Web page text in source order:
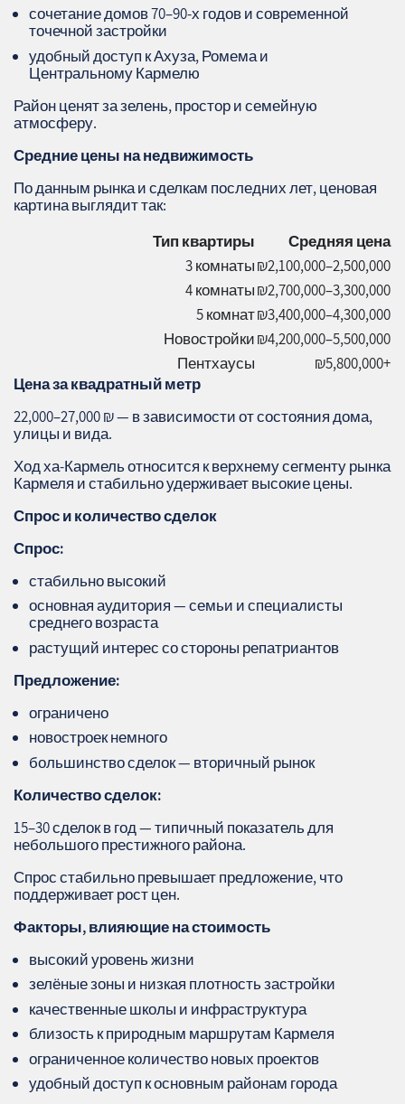
сочетание домов 70–90-х годов и современной
точечной застройки
удобный доступ к Ахуза, Ромема и
Центральному Кармелю
Район ценят за зелень, простор и семейную
атмосферу.
Средние цены на недвижимость
По данным рынка и сделкам последних лет, ценовая
картина выглядит так:
Тип квартиры
Средняя цена
3 комнаты₪2,100,000–2,500,000
4 комнаты₪2,700,000–3,300,000
5 комнат₪3,400,000–4,300,000
Новостройки₪4,200,000–5,500,000
Пентхаусы
₪5,800,000+
Цена за квадратный метр
22,000–27,000 ₪ — в зависимости от состояния дома,
улицы и вида.
Ход ха‑Кармель относится к верхнему сегменту рынка
Кармеля и стабильно удерживает высокие цены.
Спрос и количество сделок
Спрос:
стабильно высокий
основная аудитория — семьи и специалисты
среднего возраста
растущий интерес со стороны репатриантов
Предложение:
ограничено
новостроек немного
большинство сделок — вторичный рынок
Количество сделок:
15–30 сделок в год — типичный показатель для
небольшого престижного района.
Спрос стабильно превышает предложение, что
поддерживает рост цен.
Факторы, влияющие на стоимость
высокий уровень жизни
зелёные зоны и низкая плотность застройки
качественные школы и инфраструктура
близость к природным маршрутам Кармеля
ограниченное количество новых проектов
удобный доступ к основным районам города